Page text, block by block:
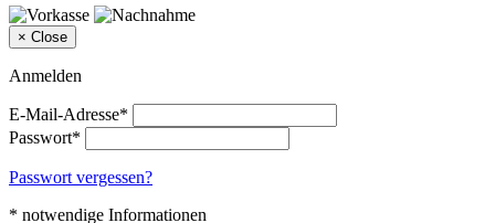
× Close
Anmelden
E-Mail-Adresse*
Passwort*
Passwort vergessen?
* notwendige Informationen